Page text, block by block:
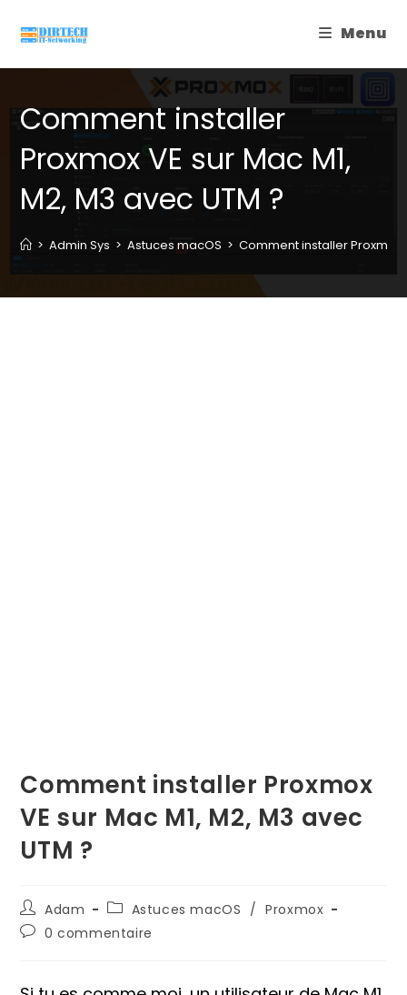
Menu
Comment installer
Proxmox VE sur Mac M1,
M2, M3 avec UTM ?
> Admin Sys > Astuces macOS > Comment installer Proxmox
Comment installer Proxmox
VE sur Mac M1, M2, M3 avec
UTM ?
Auteur/autrice
de
la
Adam
Post
category:
Astuces macOS / Proxmox
Commentaires
0 commentaire